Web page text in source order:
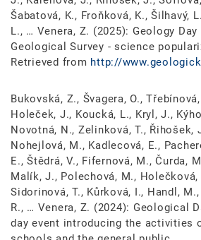
Šabatová, K., Froňková, K., Šilhavý,
L., … Venera, Z. (2025): Geology
Geological Survey - science
Retrieved from http://
Bukovská, Z., Švagera, O.,
Holeček, J., Koucká, L., Kryl, J.,
Novotná, N., Zelinková, T., Řihošek,
Nohejlová, M., Kadlecová, E.,
E., Štědrá, V., Fifernová, M., Čurda,
Malík, J., Polechová, M., Holečková,
Sidorinová, T., Kůrková, I., Handl,
R., … Venera, Z. (2024): Geological
day event introducing the activities